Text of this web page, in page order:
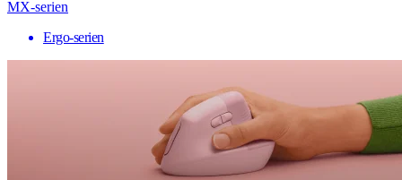
MX-serien
Ergo-serien